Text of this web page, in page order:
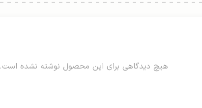
هیچ دیدگاهی برای این محصول نوشته نشده است.